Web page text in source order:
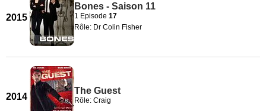
2015
Bones - Saison 11
1 Episode 17
Rôle: Dr Colin Fisher
2014
The Guest
Rôle: Craig